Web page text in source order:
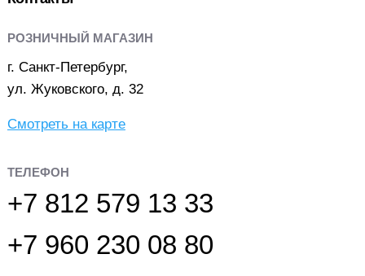
РОЗНИЧНЫЙ МАГАЗИН
г. Санкт-Петербург,
ул. Жуковского, д. 32
Смотреть на карте
ТЕЛЕФОН
+7 812 579 13 33
+7 960 230 08 80